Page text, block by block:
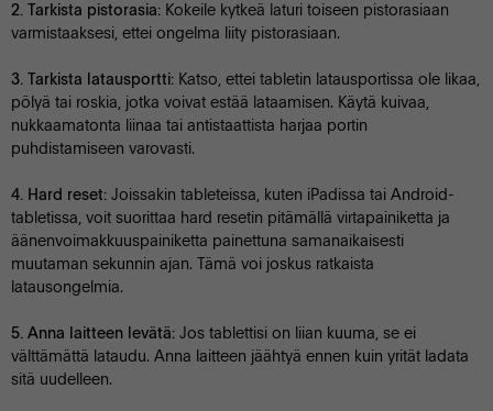
2. Tarkista pistorasia: Kokeile kytkeä laturi toiseen pistorasiaan
varmistaaksesi, ettei ongelma liity pistorasiaan.
3. Tarkista latausportti: Katso, ettei tabletin latausportissa ole likaa,
pölyä tai roskia, jotka voivat estää lataamisen. Käytä kuivaa,
nukkaamatonta liinaa tai antistaattista harjaa portin
puhdistamiseen varovasti.
4. Hard reset: Joissakin tableteissa, kuten iPadissa tai Android-
tabletissa, voit suorittaa hard resetin pitämällä virtapainiketta ja
äänenvoimakkuuspainiketta painettuna samanaikaisesti
muutaman sekunnin ajan. Tämä voi joskus ratkaista
latausongelmia.
5. Anna laitteen levätä: Jos tablettisi on liian kuuma, se ei
välttämättä lataudu. Anna laitteen jäähtyä ennen kuin yrität ladata
sitä uudelleen.